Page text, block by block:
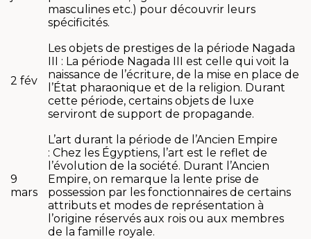
masculines etc.) pour découvrir leurs
spécificités.
2 fév
Les objets de prestiges de la période Nagada
III : La période Nagada III est celle qui voit la
naissance de l’écriture, de la mise en place de
l’État pharaonique et de la religion. Durant
cette période, certains objets de luxe
serviront de support de propagande.
9
mars
L’art durant la période de l’Ancien Empire
: Chez les Égyptiens, l’art est le reflet de
l’évolution de la société. Durant l’Ancien
Empire, on remarque la lente prise de
possession par les fonctionnaires de certains
attributs et modes de représentation à
l’origine réservés aux rois ou aux membres
de la famille royale.